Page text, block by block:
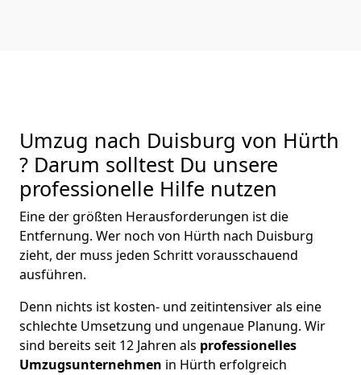
Umzug nach Duisburg von Hürth
? Darum solltest Du unsere
professionelle Hilfe nutzen
Eine der größten Herausforderungen ist die
Entfernung. Wer noch von Hürth nach Duisburg
zieht, der muss jeden Schritt vorausschauend
ausführen.
Denn nichts ist kosten- und zeitintensiver als eine
schlechte Umsetzung und ungenaue Planung. Wir
sind bereits seit 12 Jahren als professionelles
Umzugsunternehmen in Hürth erfolgreich